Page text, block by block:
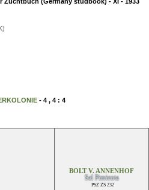
- 4 , 4 : 4
BOLT V. ANNENHOF
Sal Pimienta
PSZ ZS 232